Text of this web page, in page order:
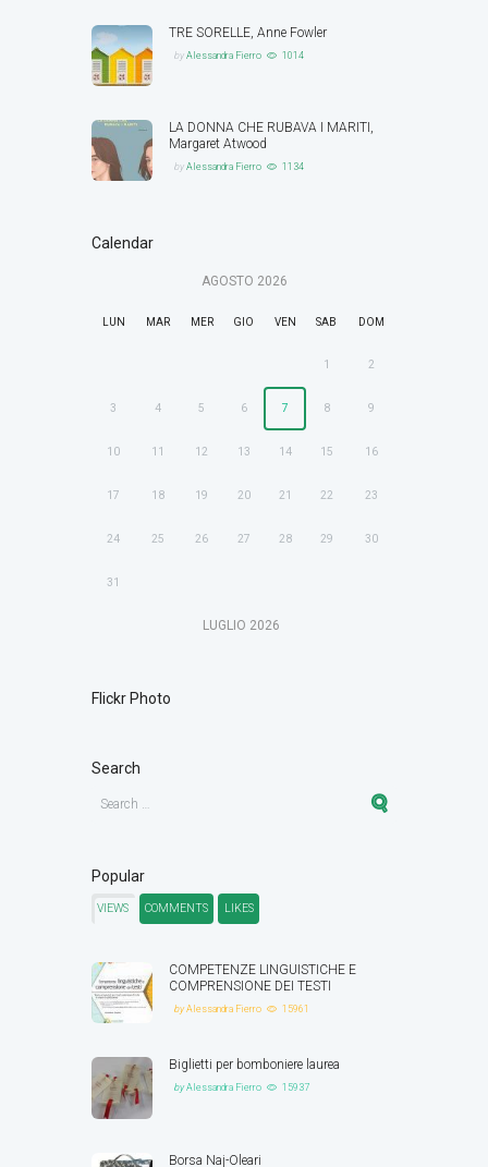
TRE SORELLE, Anne Fowler
byAlessandra Fierro 1014
LA DONNA CHE RUBAVA I MARITI,
Margaret Atwood
byAlessandra Fierro 1134
Calendar
AGOSTO 2026
LUN MAR MER GIO VEN SAB DOM
1 2
3 4 5 6 7 8 9
10 11 12 13 14 15 16
17 18 19 20 21 22 23
24 25 26 27 28 29 30
31
LUGLIO 2026
Flickr Photo
Search
Popular
VIEWS COMMENTS LIKES
COMPETENZE LINGUISTICHE E
COMPRENSIONE DEI TESTI
byAlessandra Fierro 15961
Biglietti per bomboniere laurea
byAlessandra Fierro 15937
Borsa Naj-Oleari